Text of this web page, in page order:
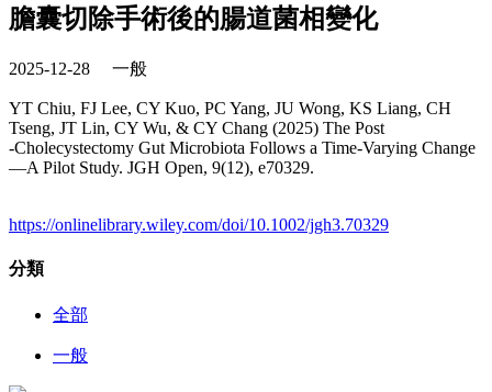
膽囊切除手術後的腸道菌相變化
2025-12-28 一般
YT Chiu, FJ Lee, CY Kuo, PC Yang, JU Wong, KS Liang, CH
Tseng, JT Lin, CY Wu, & CY Chang (2025) The Post
‐Cholecystectomy Gut Microbiota Follows a Time‐Varying Change
—A Pilot Study. JGH Open, 9(12), e70329.
https://onlinelibrary.wiley.com/doi/10.1002/jgh3.70329
分類
全部
一般